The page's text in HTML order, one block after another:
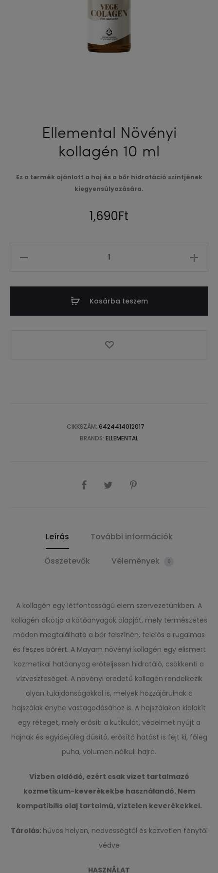
Ellemental Növényi
kollagén 10 ml
Ez a termék ajánlott a haj és a bőr hidratáció szintjének
kiegyensúlyozására.
1,690Ft
Kosárba teszem
CIKKSZÁM: 6424414012017
BRANDS: ELLEMENTAL
SHARE
Leírás További információk
Összetevők Vélemények 0
A kollagén egy létfontosságú elem szervezetünkben. A
kollagén alkotja a kötőanyagok alapját, mely természetes
módon megtalálható a bőr felszínén, felelős a rugalmas
és feszes bőrért. A Mayam növényi kollagén egy elismert
kozmetikai hatóanyag erőteljesen hidratáló, csökkenti a
vízveszteséget. A növényi eredetű kollagén rendelkezik
olyan tulajdonságokkal is, melyek hozzájárulnak a
hajszálak enyhe vastagodásához is. A hajszálakon kialakít
egy réteget, mely erősíti a kutikulát, védelmet nyújt a
hajnak és egyidejűleg dúsító, erősítő hatást is fejt ki, főleg
puha, volumen nélküli hajra.
Vízben oldódó, ezért csak vizet tartalmazó
kozmetikum-keverékekbe használandó. Nem
kompatibilis olaj tartalmú, víztelen keverékekkel.
Tárolás: hűvös helyen, nedvességtől és közvetlen fénytől
védve
HASZNÁLAT